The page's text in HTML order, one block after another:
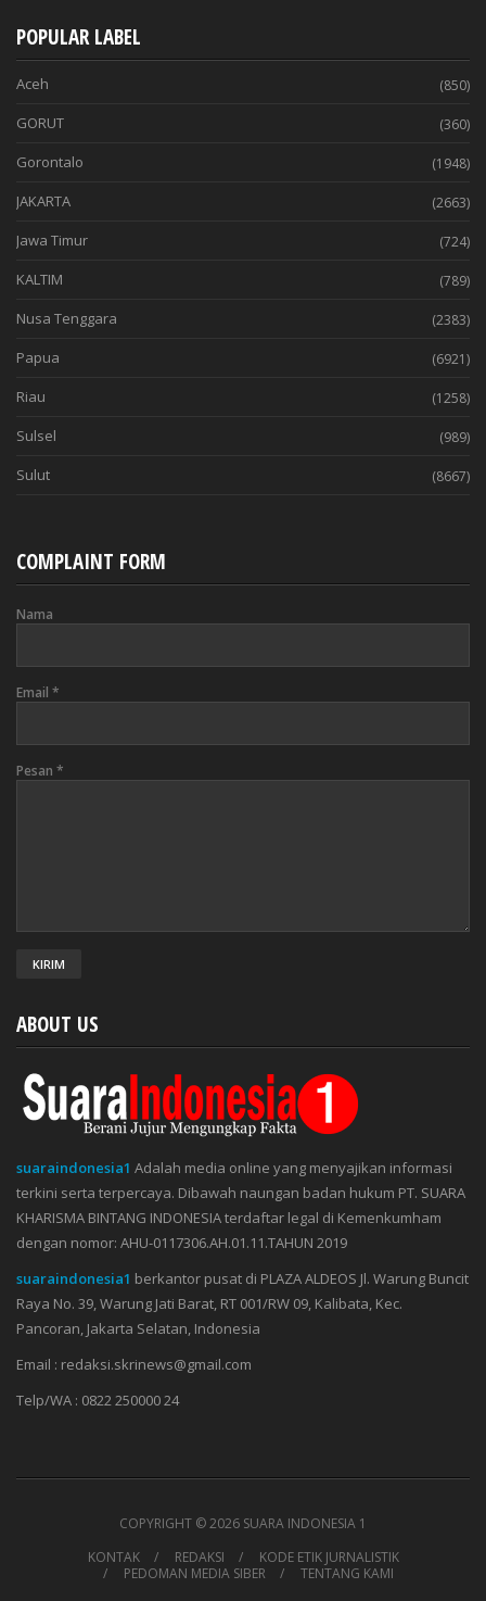
POPULAR LABEL
Aceh (850)
GORUT (360)
Gorontalo (1948)
JAKARTA (2663)
Jawa Timur (724)
KALTIM (789)
Nusa Tenggara (2383)
Papua (6921)
Riau (1258)
Sulsel (989)
Sulut (8667)
COMPLAINT FORM
Nama
Email *
Pesan *
ABOUT US
suaraindonesia1 Adalah media online yang menyajikan informasi
terkini serta terpercaya. Dibawah naungan badan hukum PT. SUARA
KHARISMA BINTANG INDONESIA terdaftar legal di Kemenkumham
dengan nomor: AHU-0117306.AH.01.11.TAHUN 2019
suaraindonesia1 berkantor pusat di PLAZA ALDEOS Jl. Warung Buncit
Raya No. 39, Warung Jati Barat, RT 001/RW 09, Kalibata, Kec.
Pancoran, Jakarta Selatan, Indonesia
Email : redaksi.skrinews@gmail.com
Telp/WA : 0822 250000 24
COPYRIGHT ©2026 SUARA INDONESIA 1
KONTAK
REDAKSI
KODE ETIK JURNALISTIK
PEDOMAN MEDIA SIBER
TENTANG KAMI